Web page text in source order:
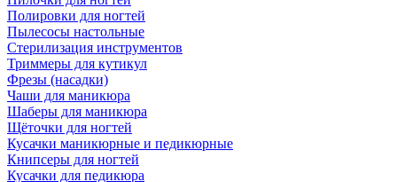
Полировки для ногтей
Пылесосы настольные
Стерилизация инструментов
Триммеры для кутикул
Фрезы (насадки)
Чаши для маникюра
Шаберы для маникюра
Щёточки для ногтей
Кусачки маникюрные и педикюрные
Книпсеры для ногтей
Кусачки для педикюра